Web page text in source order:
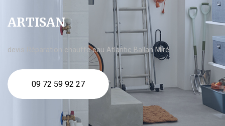
ARTISAN
devis Réparation chauffe eau Atlantic Ballan Miré
09 72 59 92 27